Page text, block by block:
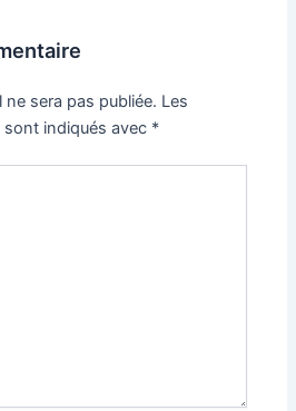
sera pas publiée. Les
indiqués avec *